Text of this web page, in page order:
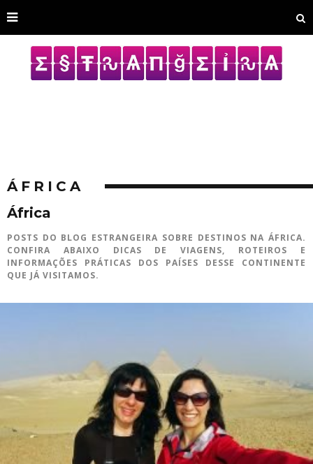
ÁFRICA
África
POSTS DO BLOG ESTRANGEIRA SOBRE DESTINOS NA ÁFRICA.
CONFIRA ABAIXO DICAS DE VIAGENS, ROTEIROS E
INFORMAÇÕES PRÁTICAS DOS PAÍSES DESSE CONTINENTE
QUE JÁ VISITAMOS.